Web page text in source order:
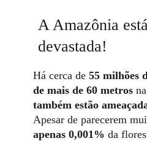
A Amazônia
devastada!
Há cerca de 55 milhões
de mais de 60 metrosna
também estão
Apesar de parecerem
apenas 0,001% da